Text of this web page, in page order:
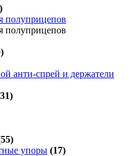
полуприцепов
полуприцепов
анти-спрей и держатели
упоры (17)